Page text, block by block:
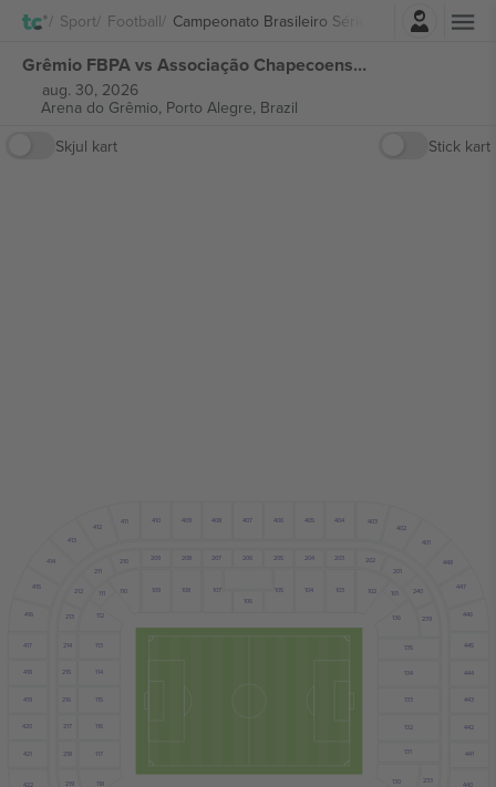
Sport Football Campeonato Brasileiro Série A
Logg Inn
Grêmio FBPA vs Associação Chapecoense de Futebol Campeonato Brasileiro Série A billetter
aug. 30, 2026
Arena do Grêmio, Porto Alegre, Brazil
Skjul kart
Stick kart
106
111 110 109 108 107 105 104 103 102 101
211
210 209 208 207 206 205 204 203 202
201
413
412
411 410 409 408 407 406 405 404 403
402
401
136
135
134
133
132
131
130
118
117
116
115
114
113
112
240
239
233
219
218
217
216
215
214
213
212
448
447
446
445
444
443
442
441
440
421
420
419
418
417
416
415
414